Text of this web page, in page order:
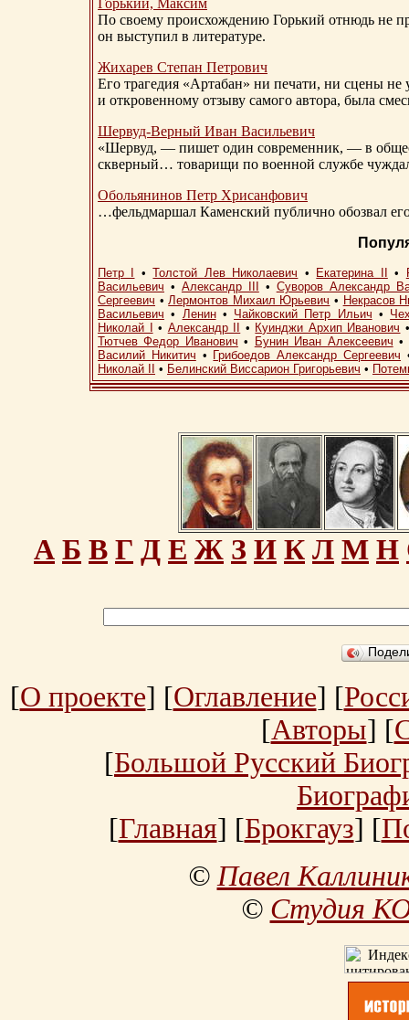
Горький, Максим
По своему происхождению Горький отнюдь не
он выступил в литературе.
Жихарев Степан Петрович
Его трагедия «Артабан» ни печати, ни сцены
и откровенному отзыву самого автора, была
Шервуд-Верный Иван Васильевич
«Шервуд, — пишет один современник, — в
скверный… товарищи по военной службе
Обольянинов Петр Хрисанфович
…фельдмаршал Каменский публично обозвал
Петр I •Толстой Лев Николаевич • Екатерина II •
Васильевич • Александр III • Суворов Александр
Сергеевич •Лермонтов Михаил Юрьевич • Некрасов
Васильевич • Ленин• Чайковский Петр Ильич •
Николай I
• Александр II • Куинджи Архип Иванович
Тютчев Федор Иванович • Бунин Иван Алексеевич •
Василий Никитич • Грибоедов Александр Сергеевич
Николай II
• Белинский Виссарион Григорьевич •
А Б В Г Д Е Ж З И К Л М Н
[О проекте] [Оглавление] [
[Авторы] [
[Большой Русский
[Главная] [Брокгауз] [
©Павел
© Студия